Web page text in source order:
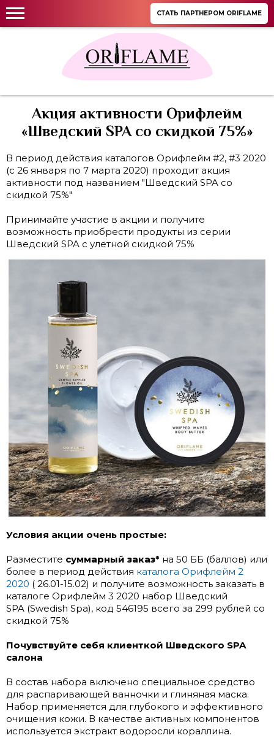
СТАТЬ ПАРТНЕРОМ ORIFLAME
Акция активности Орифлейм
«Шведский SPA со скидкой 75%»
В период действия каталогов Орифлейм #2, #3 2020
(c 26 января по 7 марта 2020) проходит акция
активности под названием "Шведский SPA со
скидкой 75%"
Принимайте участие в акции и получите
возможность приобрести продукты из серии
Шведский SPA с улетной скидкой 75%
Условия акции очень простые:
Разместите суммарный заказ* на 50 ББ (баллов) или
более в период действия каталога Орифлейм 2
2020 ( 26.01-15.02) и получите возможность заказать в
каталоге Орифлейм 3 2020 набор Шведский
SPA (Swedish Spa), код 546195 всего за 299 рублей со
скидкой 75%
Почувствуйте себя клиенткой Шведского SPA
салона
В состав набора включено специальное средство
для распаривающей ванночки и глиняная маска.
Набор применяется для глубокого и эффективного
очищения кожи. В качестве активных компонентов
используется экстракт водоросли кораллина.